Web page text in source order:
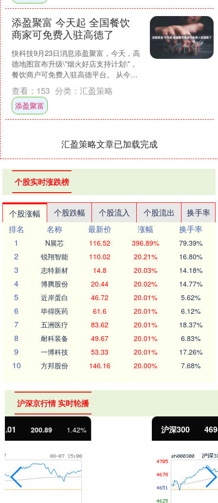
添盈聚富 今天起 全国餐饮
商家可免费入驻高德了
快科技9月23日消息添盈聚富，今天，高
德地图宣布升级\"烟火好店支持计划\"，
餐饮商户可免费入驻高德平台。 从今天
起添盈聚富，所有餐饮商家入驻高德免
一年入驻年费....
查看： 153 分类： 汇盈策略
添盈聚富
汇盈策略文章已加载完成
个股实时涨跌榜
个股涨幅 个股跌幅 个股流入 个股流出
换手率
排名
名称 最新价 涨幅
换手率
1
N展芯 116.52 396.89% 79.39%
2 锐翔智能 110.02 20.21% 16.80%
3 志特新材 14.8 20.03% 14.18%
4 博腾股份 20.44 20.02% 14.77%
5 近岸蛋白 46.72 20.01% 5.62%
6 毕得医药 61.6 20.01% 6.12%
7 五洲医疗 83.62 20.01% 18.37%
8 耐科装备 49.67 20.01% 6.83%
9 一博科技 53.33 20.01% 17.26%
10 方邦股份 146.16 20.00% 7.68%
沪深京行情 实时轮播
沪深300 0.93%